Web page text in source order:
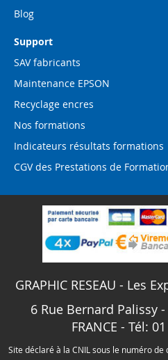
Blog
Support
SAV fabricants
Maintenance EPSON
Recyclage encres
Nos formations
Indicateurs résultats formations
CGV des Prestations de
GRAPHIC RESEAU - Les
6 Rue Bernard Palissy
FRANCE - Tél:
Site déclaré à la CNIL sous le numéro de